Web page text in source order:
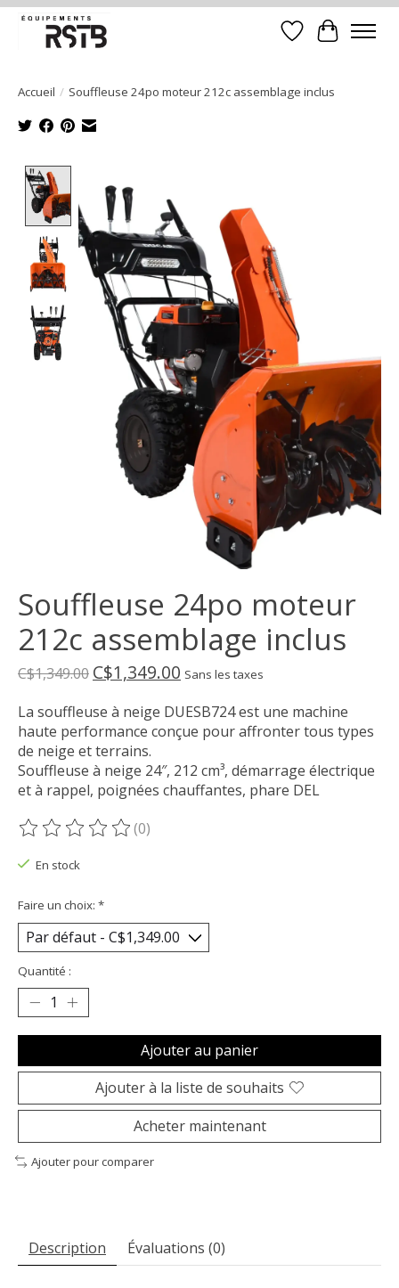
Liste dePanier
Accueil / Souffleuse 24po moteur 212c assemblage inclus
Souffleuse 24po moteur
212c assemblage inclus
C$1,349.00 C$1,349.00 Sans les taxes
La souffleuse à neige DUESB724 est une machine
haute performance conçue pour affronter tous types
de neige et terrains.
Souffleuse à neige 24″, 212 cm³, démarrage électrique
et à rappel, poignées chauffantes, phare DEL
Ce produit est évalué à
(0)
En stock
Faire un choix: *
Quantité :
Ajouter au panier
Ajouter à la liste de souhaits
Acheter maintenant
Ajouter pour comparer
Description Évaluations (0)